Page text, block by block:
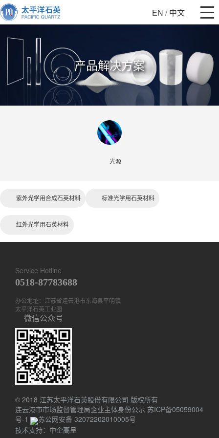
EN / 中文
产品解决方案
光源
紫外光学用合成石英材料 标准光学用石英材料
红外光学用石英材料
Service Hotline
0518-87783688
办公地址：江苏省连云港市东海县平明镇
太平洋石英工业园
微信公众号
© 2018 江苏太平洋石英股份有限公司 版权所有
连云港市市场监督管理局企业主体身份公示 苏ICP备05059004
号-1
苏公网安备 32072202010005号
技术支持：中企高呈